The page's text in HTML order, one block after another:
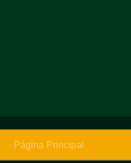
Página Principal